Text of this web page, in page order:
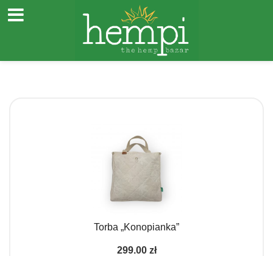
Torba „Konopianka”
299.00 zł